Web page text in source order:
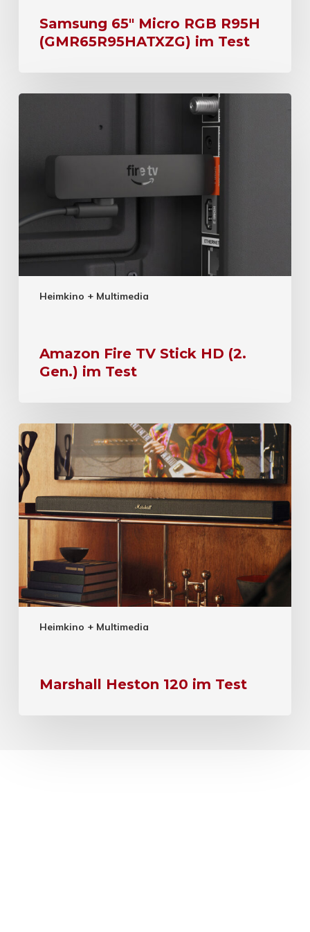
Samsung 65″ Micro RGB R95H
(GMR65R95HATXZG) im Test
Heimkino + Multimedia
Amazon Fire TV Stick HD (2.
Gen.) im Test
Heimkino + Multimedia
Marshall Heston 120 im Test